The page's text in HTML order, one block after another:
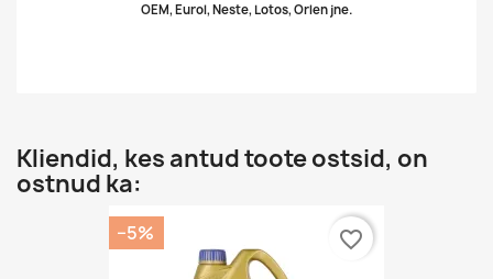
OEM, Eurol, Neste, Lotos, Orlen jne.
Kliendid, kes antud toote ostsid, on
ostnud ka:
−5% favorite_border